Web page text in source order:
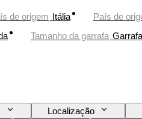
de origem Itália País de
Tamanho da garrafa
Localização